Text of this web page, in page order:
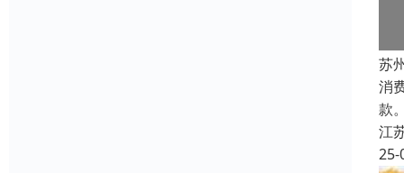
苏
消
款
江
25-